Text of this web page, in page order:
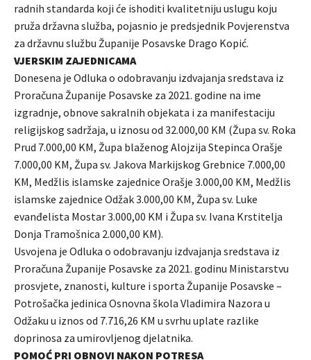
radnih standarda koji će ishoditi kvalitetniju uslugu koju
pruža državna služba, pojasnio je predsjednik Povjerenstva
za državnu službu Županije Posavske Drago Kopić.
VJERSKIM ZAJEDNICAMA
Donesena je Odluka o odobravanju izdvajanja sredstava iz
Proračuna Županije Posavske za 2021. godine na ime
izgradnje, obnove sakralnih objekata i za manifestaciju
religijskog sadržaja, u iznosu od 32.000,00 KM (Župa sv. Roka
Prud 7.000,00 KM, Župa blaženog Alojzija Stepinca Orašje
7.000,00 KM, Župa sv. Jakova Markijskog Grebnice 7.000,00
KM, Medžlis islamske zajednice Orašje 3.000,00 KM, Medžlis
islamske zajednice Odžak 3.000,00 KM, Župa sv. Luke
evanđelista Mostar 3.000,00 KM i Župa sv. Ivana Krstitelja
Donja Tramošnica 2.000,00 KM).
Usvojena je Odluka o odobravanju izdvajanja sredstava iz
Proračuna Županije Posavske za 2021. godinu Ministarstvu
prosvjete, znanosti, kulture i sporta Županije Posavske –
Potrošačka jedinica Osnovna škola Vladimira Nazora u
Odžaku u iznos od 7.716,26 KM u svrhu uplate razlike
doprinosa za umirovljenog djelatnika.
POMOĆ PRI OBNOVI NAKON POTRESA